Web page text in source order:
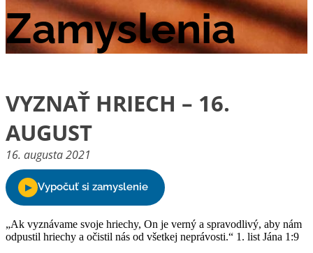
Zamyslenia
VYZNAŤ HRIECH – 16.
AUGUST
16. augusta 2021
„Ak vyznávame svoje hriechy, On je verný a spravodlivý, aby nám
odpustil hriechy a očistil nás od všetkej neprávosti.“ 1. list Jána 1:9